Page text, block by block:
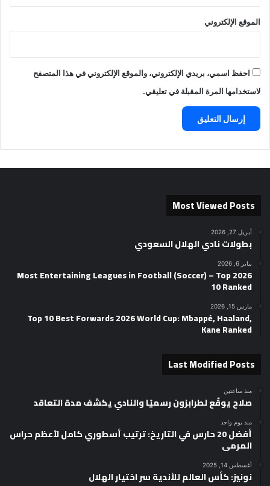
الموقع الإلكتروني
احفظ اسمي، بريدي الإلكتروني، والموقع الإلكتروني في هذا المتصفح
لاستخدامها المرة المقبلة في تعليقي.
Most Viewed Posts
أبريل 27, 2026
بطولات نادي الهلال السعودي
يناير 6, 2026
2026 Most Entertaining Leagues in Football (Soccer) – Top
10 Ranked
مارس 15, 2026
Top 10 Best Forwards 2026 World Cup: Mbappé, Haaland,
Kane Ranked
Last Modified Posts
منذ ساعتين
صلاح يوقّع لطرابزون رسميًا والنادي يكشف مدة التعاقد
منذ يوم واحد
أفضل 20 حارس في التاريخ: ترتيب أسطوري كامل لأعظم حراس
المرمى
أغسطس 14, 2025
نونيز: كأس العالم للأندية سر اختيار الهلال